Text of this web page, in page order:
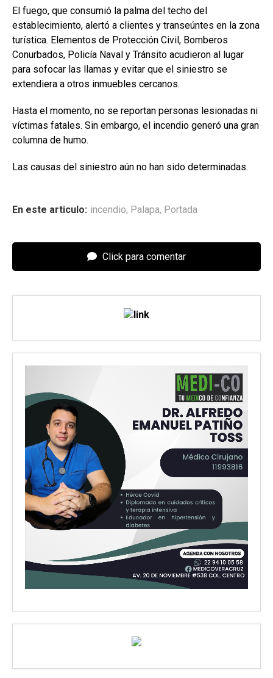
El fuego, que consumió la palma del techo del
establecimiento, alertó a clientes y transeúntes en la zona
turística. Elementos de Protección Civil, Bomberos
Conurbados, Policía Naval y Tránsito acudieron al lugar
para sofocar las llamas y evitar que el siniestro se
extendiera a otros inmuebles cercanos.
Hasta el momento, no se reportan personas lesionadas ni
víctimas fatales. Sin embargo, el incendio generó una gran
columna de humo.
Las causas del siniestro aún no han sido determinadas.
En este articulo: incendio, Palapa, Portada
Click para comentar